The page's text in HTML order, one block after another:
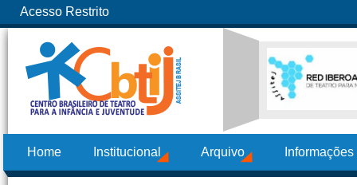
Acesso Restrito
Home Institucional Arquivo